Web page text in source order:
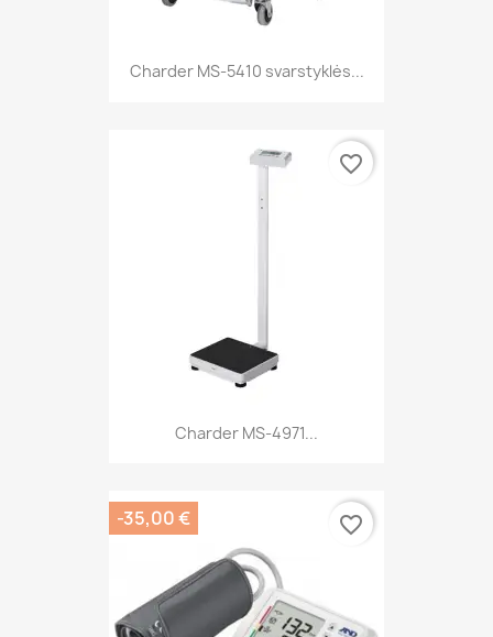
Charder MS-5410 svarstyklės...
Charder MS-4971...
favorite_border
-35,00 € favorite_border